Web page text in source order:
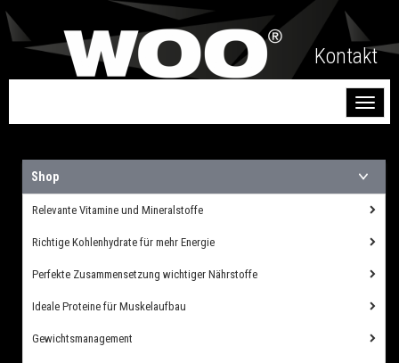
Kontakt
Shop
Relevante Vitamine und Mineralstoffe
Richtige Kohlenhydrate für mehr Energie
Perfekte Zusammensetzung wichtiger Nährstoffe
Ideale Proteine für Muskelaufbau
Gewichtsmanagement